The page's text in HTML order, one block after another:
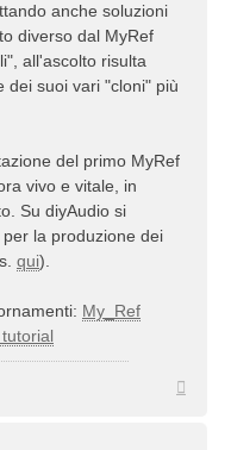
anche soluzioni
diverso dal MyRef
all'ascolto risulta
dei suoi vari "cloni" più
del primo MyRef
vivo e vitale, in
Su diyAudio si
per la produzione dei
qui).
My_Ref